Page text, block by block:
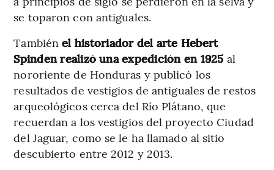
se toparon con antiguales.
Tambiénel historiador del arte Hebert
Spinden realizó una expedición en 1925 al
nororiente de Honduras y publicó los
resultados de vestigios de antiguales de restos
arqueológicos cerca del Río Plátano, que
recuerdan a los vestigios del proyecto Ciudad
del Jaguar, como se le ha llamado al sitio
descubierto entre 2012 y 2013.